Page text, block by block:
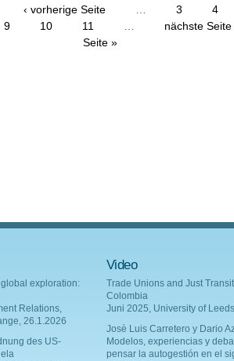
‹ vorherige Seite … 3
4
9 10 11 …
nächste Seite
Seite »
exploration:
Relations,
26.1.2026
des US-
Video
Trade Unions and Just
Colombia
Juni 2025, University of Leeds
Josè Luis Carretero y Dario
Modelos, experiencias y
pensar la autogestión en el